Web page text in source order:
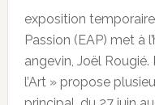
exposition temporaire
Passion (EAP) met à
angevin, Joël Rougié.
l’Art » propose